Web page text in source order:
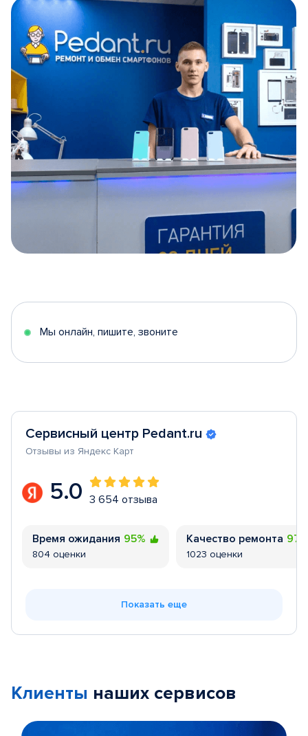
5
Мы онлайн, пишите, звоните
Сервисный центр Pedant.ru
Отзывы из Яндекс Карт
5.0 3 654 отзыва
Время ожидания 95%
804 оценки
Качество ремонта
1023 оценки
Показать еще
Клиенты наших сервисов